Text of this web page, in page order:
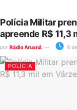
Polícia Militar
apreende R$ 11,3
por Rádio Aruanã 8
POLÍCIA